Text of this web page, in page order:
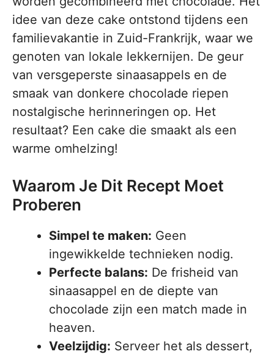
idee van deze cake ontstond tijdens een
familievakantie in Zuid-Frankrijk, waar we
genoten van lokale lekkernijen. De geur
van versgeperste sinaasappels en de
smaak van donkere chocolade riepen
nostalgische herinneringen op. Het
resultaat? Een cake die smaakt als een
warme omhelzing!
Waarom Je Dit Recept Moet
Proberen
Simpel te maken: Geen
ingewikkelde technieken nodig.
Perfecte balans: De frisheid van
sinaasappel en de diepte van
chocolade zijn een match made in
heaven.
Veelzijdig: Serveer het als dessert,